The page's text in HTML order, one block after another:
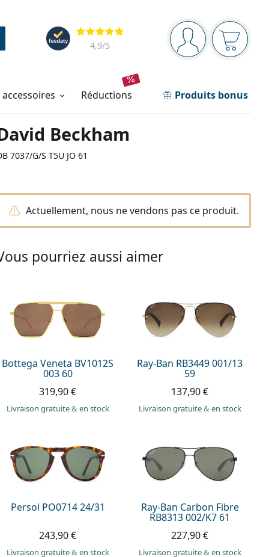
Barre de navigation
Vous êtesVotre
Évaluation
4,9/5
réductions Produits bonus
Beckham
7037/G/S T5U JO 61
Actuellement, nous ne vendons pas ce produit.
pourriez aussi aimer
Bottega Veneta BV1012S
003 60
319,90 €
Livraison gratuite& en stock
Ray-Ban RB3449 001/13
59
137,90 €
Livraison gratuite& en stock
Persol PO0714 24/31
243,90 €
Livraison gratuite& en stock
Ray-Ban Carbon Fibre
RB8313 002/K7 61
227,90 €
Livraison gratuite& en stock